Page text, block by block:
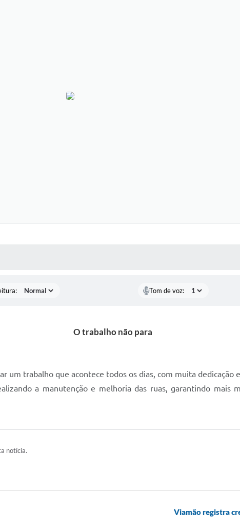
Tom de voz:
O trabalho não para
um trabalho que acontece todos os dias, com muita dedicação
a manutenção e melhoria das ruas, garantindo mais
notícia.
Viamão registra